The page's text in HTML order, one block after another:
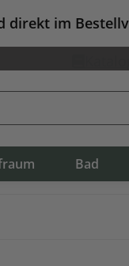
direkt im
Bad